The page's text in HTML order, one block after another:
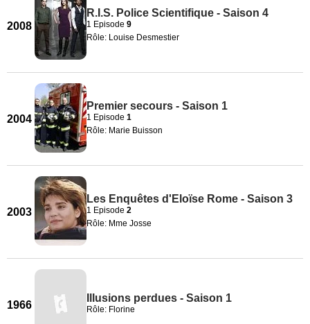
2008
R.I.S. Police Scientifique - Saison 4
1 Episode 9
Rôle: Louise Desmestier
2004
Premier secours - Saison 1
1 Episode 1
Rôle: Marie Buisson
2003
Les Enquêtes d'Eloïse Rome - Saison 3
1 Episode 2
Rôle: Mme Josse
1966
Illusions perdues - Saison 1
Rôle: Florine